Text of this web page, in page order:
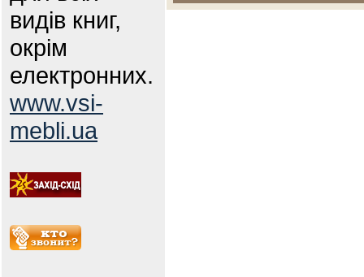
видів книг,
окрім
електронних.
www.vsi-
mebli.ua